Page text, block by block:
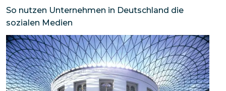
So nutzen Unternehmen in Deutschland die
sozialen Medien
Wie das British Museum seine Social Media-